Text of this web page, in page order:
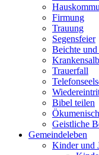
Firmung
Trauung
Segensfeier
Beichte und
Trauerfall
Bibel teilen
Geistliche
Gemeindeleben
Kinder und